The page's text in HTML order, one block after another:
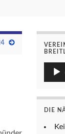
Audio-
DIE